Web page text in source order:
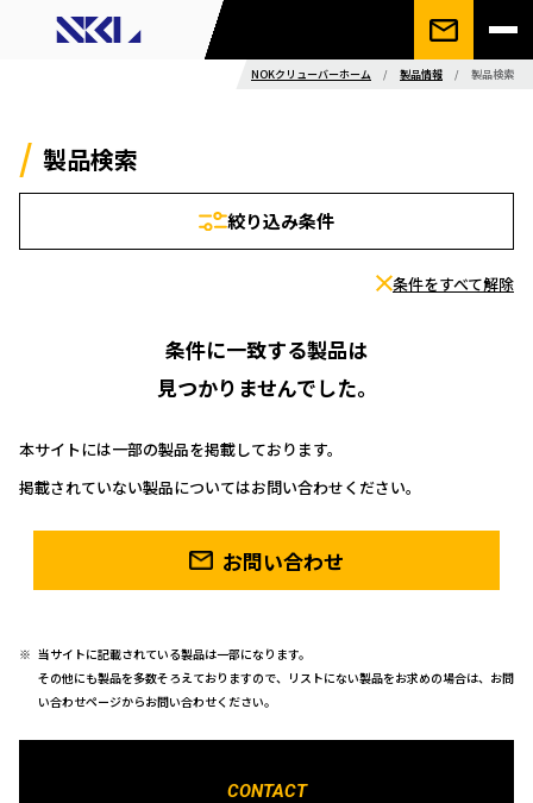
NOKクリューバーホーム / 製品情報 / 製品検索
製品検索
絞り込み条件
条件をすべて解除
条件に一致する製品は
見つかりませんでした。
本サイトには一部の製品を掲載しております。
掲載されていない製品についてはお問い合わせください。
お問い合わせ
当サイトに記載されている製品は一部になります。
その他にも製品を多数そろえておりますので、リストにない製品をお求めの場合は、お問
い合わせページからお問い合わせください。
CONTACT